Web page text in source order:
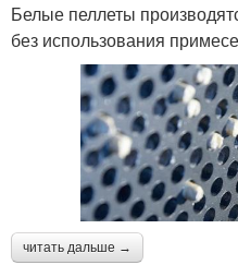
Белые пеллеты
без использования
читать дальше →